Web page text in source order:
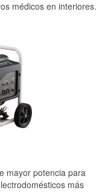
médicos en interiores.
mayor potencia para
más